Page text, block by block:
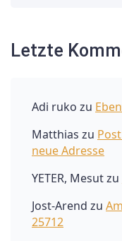
Letzte
Adi ruko zu
Matthias zu
neue Adresse
YETER, Mesutzu
Jost-Arend zu
25712